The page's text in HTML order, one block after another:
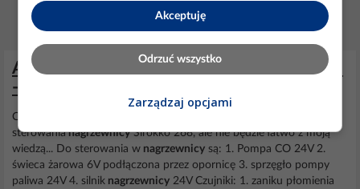
Arduino jako sterownik palnika olejowego
- zasilanie układu i stabilność
Ciekawy temat, zastanawiam się nad wykorzystaniem Arduino do
sterowanianagrzewnicySirokko 268, ale nie będzie łatwo z moją
wiedzą... Do sterowania w nagrzewnicy są: 1. Pompa CO 24V 2.
świeca żarowa 6V podłączona przez opornicę 3. sprzęgło pompy
paliwa 24V 4. silnik nagrzewnicy 24V Czujniki: 1. zaniku płomienia
Akceptuję
Odrzuć wszystko
Zarządzaj opcjami